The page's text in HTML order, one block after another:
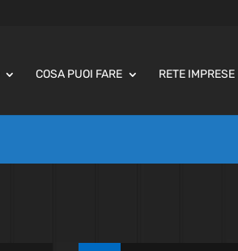
COSA PUOI FARE RETE IMPRESE